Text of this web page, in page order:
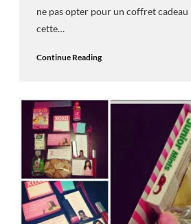
ne pas opter pour un coffret
cette…
Continue Reading